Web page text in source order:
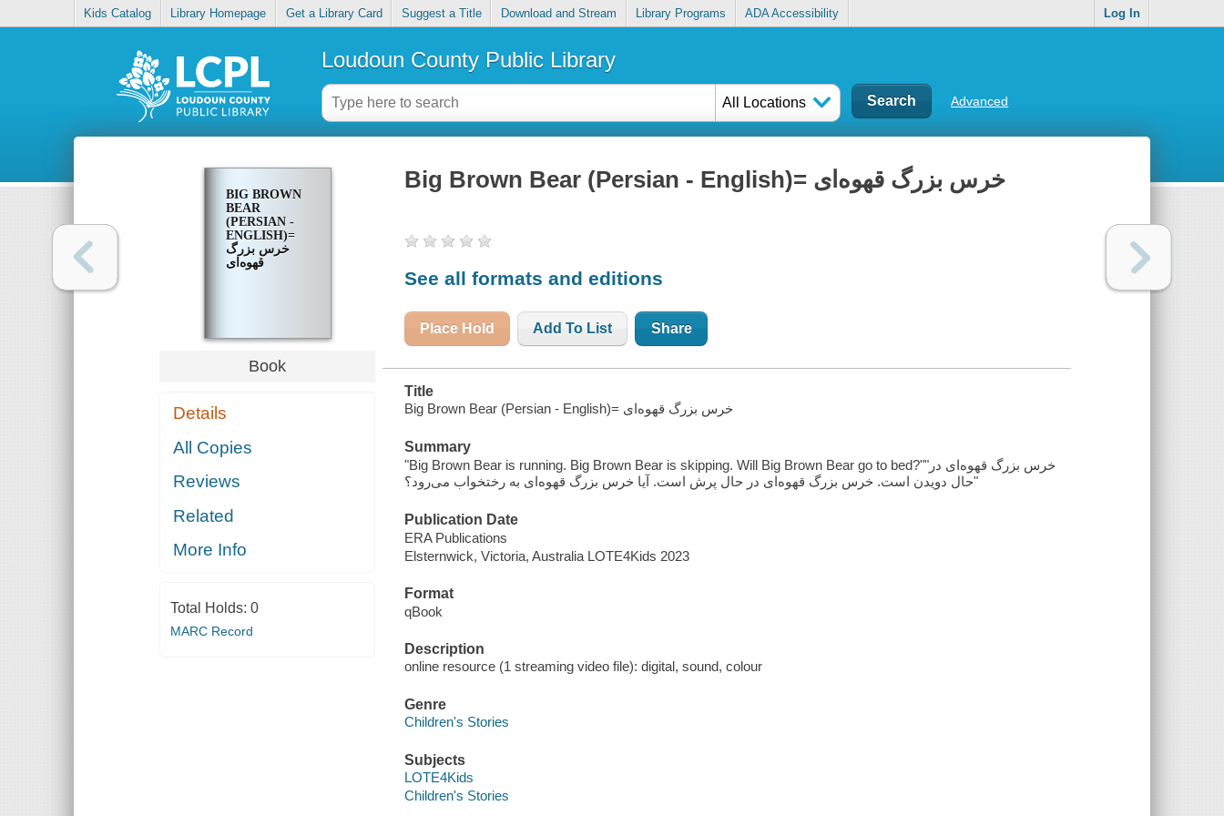
Kids Catalog Library Homepage Get a Library Card Suggest a Title Download and Stream Library Programs ADA Accessibility Log In
Loudoun County Public Library
All Locations Advanced
BIG BROWN
BEAR
(PERSIAN -
ENGLISH)=
خرس بزرگ
قهوه‌ای
Book
Details
All Copies
Reviews
Related
More Info
Total Holds: 0
MARC Record
Big Brown Bear (Persian - English)= خرس بزرگ قهوه‌ای
See all formats and editions
Place Hold Add To List Share
Title
Big Brown Bear (Persian - English)= خرس بزرگ قهوه‌ای
Summary
"Big Brown Bear is running. Big Brown Bear is skipping. Will Big Brown Bear go to bed?""خرس بزرگ قهوه‌ای در
حال دویدن است. خرس بزرگ قهوه‌ای در حال پرش است. آیا خرس بزرگ قهوه‌ای به رختخواب می‌رود؟"
Publication Date
ERA Publications
Elsternwick, Victoria, Australia LOTE4Kids 2023
Format
qBook
Description
online resource (1 streaming video file): digital, sound, colour
Genre
Children's Stories
Subjects
LOTE4Kids
Children's Stories